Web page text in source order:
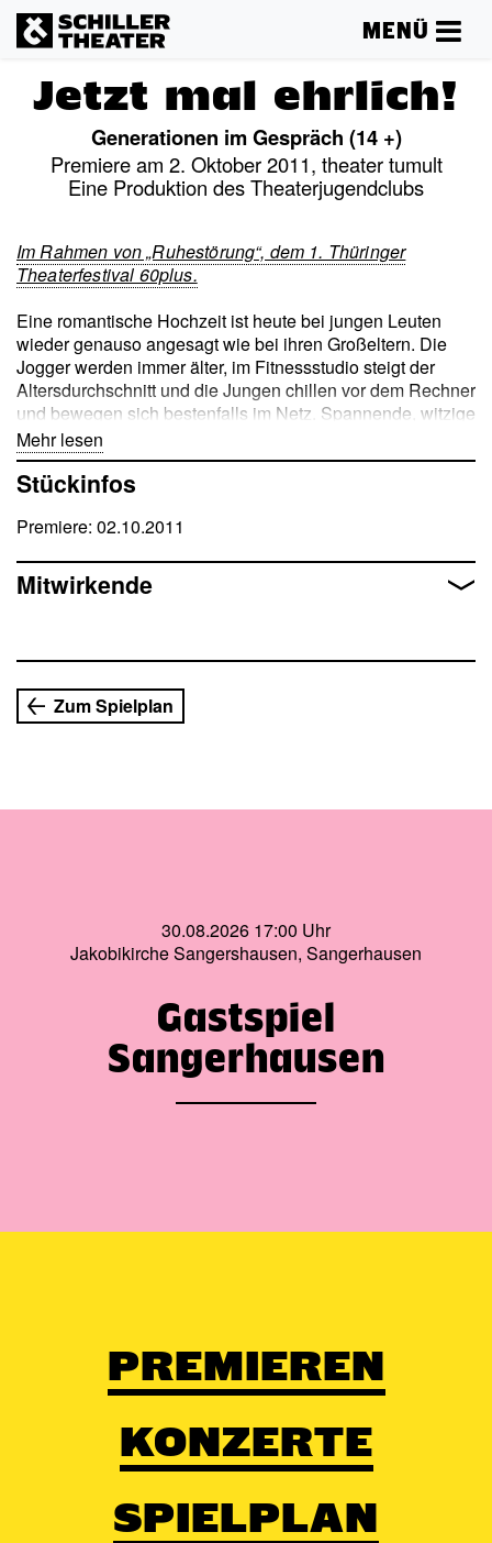
MENÜ
Jetzt mal ehrlich!
Generationen im Gespräch (14 +)
Premiere am 2. Oktober 2011, theater tumult
Eine Produktion des Theaterjugendclubs
Im Rahmen von „Ruhestörung“, dem 1. Thüringer
Theaterfestival 60plus.
Eine romantische Hochzeit ist heute bei jungen Leuten
wieder genauso angesagt wie bei ihren Großeltern. Die
Jogger werden immer älter, im Fitnessstudio steigt der
Altersdurchschnitt und die Jungen chillen vor dem Rechner
und bewegen sich bestenfalls im Netz. Spannende, witzige
oder berührende Geschichten aus dem eigenen Leben
über Liebe, Lust und noch viel mehr räumen auf mit dem
Klischee über den »Krieg der Generationen«.
Mehr lesen
Stückinfos
Premiere: 02.10.2011
Mitwirkende
Zum Spielplan
30.08.2026 17:00 Uhr
Jakobikirche Sangershausen, Sangerhausen
Gastspiel
Sangerhausen
PREMIEREN
KONZERTE
SPIELPLAN